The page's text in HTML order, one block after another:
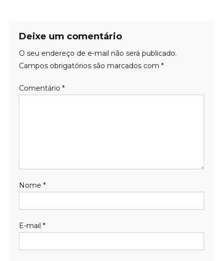
Deixe um comentário
O seu endereço de e-mail não será publicado.
Campos obrigatórios são marcados com *
Comentário *
Nome *
E-mail *